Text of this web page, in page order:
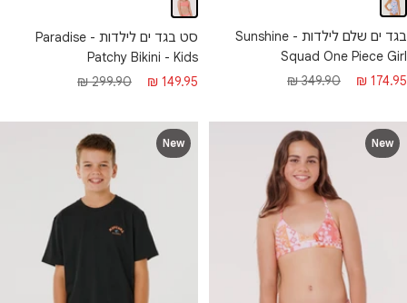
בגד ים שלם לילדות - Sunshine
Squad One Piece Girl
מחיר
174.95 ₪
מחיר
349.90 ₪
סט בגד ים לילדות - Paradise
Patchy Bikini - Kids
מחיר
149.95 ₪
מחיר
299.90 ₪
New
New